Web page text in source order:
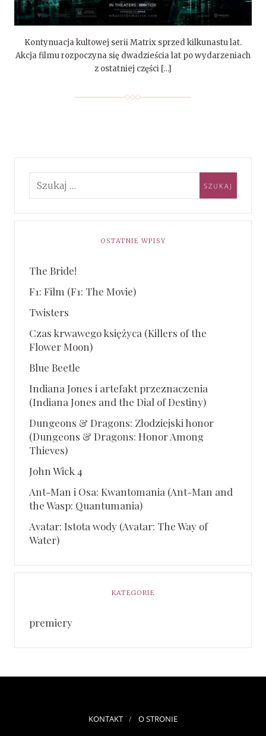
Kontynuacja kultowej serii Matrix sprzed kilkunastu lat.
Akcja filmu rozpoczyna się dwadzieścia lat po wydarzeniach
z ostatniej części […]
OSTATNIE WPISY
The Bride!
F1: Film (F1: The Movie)
Twisters
Czas krwawego księżyca (Killers of the
Flower Moon)
Blue Beetle
Indiana Jones i artefakt przeznaczenia
(Indiana Jones and the Dial of Destiny)
Dungeons & Dragons: Złodziejski honor
(Dungeons & Dragons: Honor Among
Thieves)
John Wick 4
Ant-Man i Osa: Kwantomania (Ant-Man and
the Wasp: Quantumania)
Avatar: Istota wody (Avatar: The Way of
Water)
KATEGORIE
premiery
KONTAKT O STRONIE